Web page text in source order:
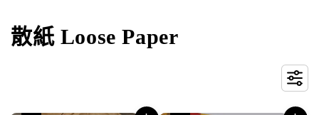
散紙 Loose Paper